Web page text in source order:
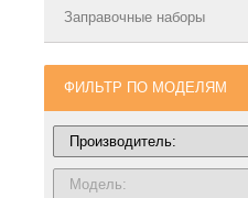
Заправочные наборы
ФИЛЬТР ПО МОДЕЛЯМ